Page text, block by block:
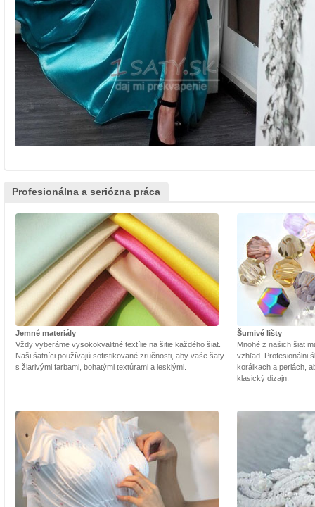
Profesionálna a seriózna práca
Jemné materiály
Vždy vyberáme vysokokvalitné textílie na šitie každého šiat.
Naši šatníci používajú sofistikované zručnosti, aby vaše šaty
s žiarivými farbami, bohatými textúrami a lesklými.
Šumivé lišty
Mnohé z našich šiat
vzhľad. Profesionálni
korálkach a perlách,
klasický dizajn.